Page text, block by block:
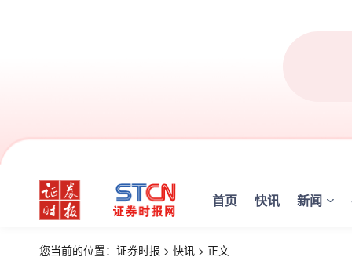
首页 快讯 新闻
您当前的位置： 证券时报 > 快讯 > 正文